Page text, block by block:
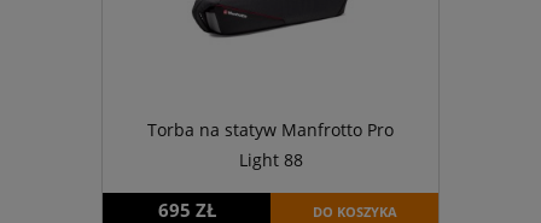
Torba na statyw Manfrotto Pro
Light 88
695 ZŁ DO KOSZYKA